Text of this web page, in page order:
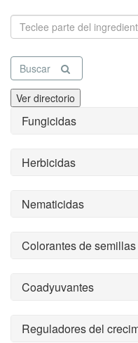
Buscar
Ver directorio
Fungicidas
Herbicidas
Nematicidas
Colorantes de semillas
Coadyuvantes
Reguladores del